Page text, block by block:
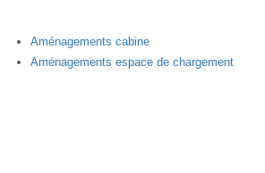
Aménagements cabine
Aménagements espace de chargement